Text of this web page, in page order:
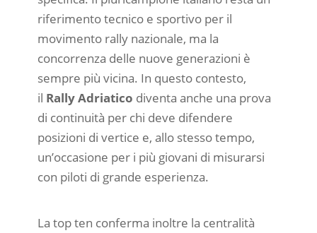
riferimento tecnico e sportivo per il
movimento rally nazionale, ma la
concorrenza delle nuove generazioni è
sempre più vicina. In questo contesto,
il Rally Adriatico diventa anche una prova
di continuità per chi deve difendere
posizioni di vertice e, allo stesso tempo,
un’occasione per i più giovani di misurarsi
con piloti di grande esperienza.
La top ten conferma inoltre la centralità